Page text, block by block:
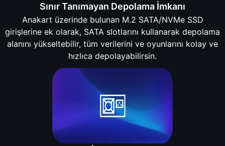
Sınır Tanımayan Depolama İmkanı
Anakart üzerinde bulunan M.2 SATA/NVMe SSD
girişlerine ek olarak, SATA slotlarını kullanarak depolama
alanını yükseltebilir, tüm verilerini ve oyunlarını kolay ve
hızlıca depolayabilirsin.